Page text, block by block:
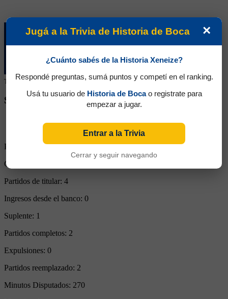
Tu colaboración ayuda a mantener este archivo histórico en línea
SEGUINOS EN REDES SOCIALES
Partidos Jugados:4
Goles Convertidos:
Partidos de titular: 4
Ingresos desde el banco: 0
Suplente: 1
Partidos completos: 2
Expulsiones: 0
Partidos reemplazado: 2
Minutos Disputados: 270
×
Jugá a la Trivia de Historia de Boca
¿Cuánto sabés de la Historia Xeneize?
Respondé preguntas, sumá puntos y competí en el ranking.
Usá tu usuario de Historia de Bocao registrate para
empezar a jugar.
Entrar a la Trivia
Cerrar y seguir navegando